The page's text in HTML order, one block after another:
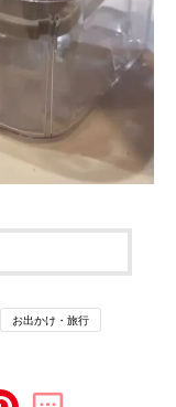
お出かけ・旅行